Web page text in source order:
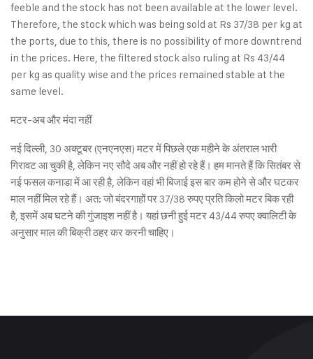
feeble and the stock has not been available at the lower level.
Therefore, the stock which was being sold at Rs 37/38 per kg at
the ports, due to this, there is no possibility of more downtrend
in the prices. Here, the filtered stock also ruling at Rs 43/44
per kg as quality wise and the prices remained stable at the
same level.
मटर-अब और मंदा नहीं
नई दिल्ली, 30 अक्टूबर (एनएनएस) मटर में पिछले एक महीने के अंतराल भारी
गिरावट आ चुकी है, लेकिन नए सौदे अब और नहीं हो रहे हैं। हम मानते हैं कि सितंबर से
नई फसल कनाडा में आ रही है, लेकिन वहां भी बिजाई इस बार कम होने से और घटकर
माल नहीं मिल रहे हैं। अत: जो बंदरगाहों पर 37/38 रुपए प्रति किलो मटर बिक रही
है, इसमें अब घटने की गुंजाइश नहीं है। यहां छनी हुई मटर 43/44 रुपए क्वालिटी के
अनुसार माल की बिक्री ठहर कर करनी चाहिए।